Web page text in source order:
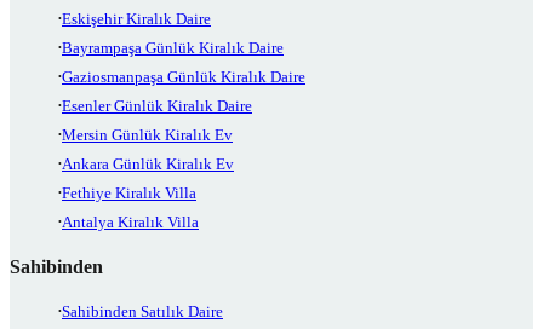
Eskişehir Kiralık Daire
Bayrampaşa Günlük Kiralık Daire
Gaziosmanpaşa Günlük Kiralık Daire
Esenler Günlük Kiralık Daire
Mersin Günlük Kiralık Ev
Ankara Günlük Kiralık Ev
Fethiye Kiralık Villa
Antalya Kiralık Villa
Sahibinden
Sahibinden Satılık Daire